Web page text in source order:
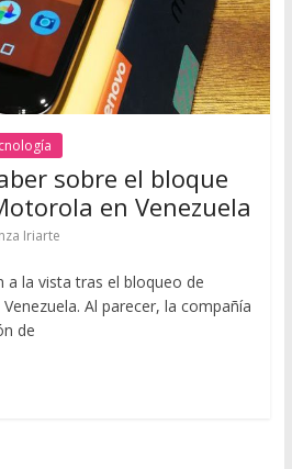
sobre el bloque
en Venezuela
Iriarte
a la vista tras el bloqueo de
Al parecer, la compañía
de